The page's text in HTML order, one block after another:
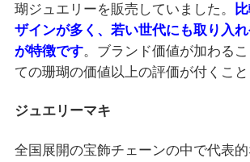
瑚ジュエリーを販売していました。
ザインが多く、若い世代にも取り入
が特徴です。ブランド価値が加わる
ての珊瑚の価値以上の評価が付くこと
ジュエリーマキ
全国展開の宝飾チェーンの中で代表